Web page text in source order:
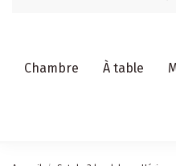
Chambre À table